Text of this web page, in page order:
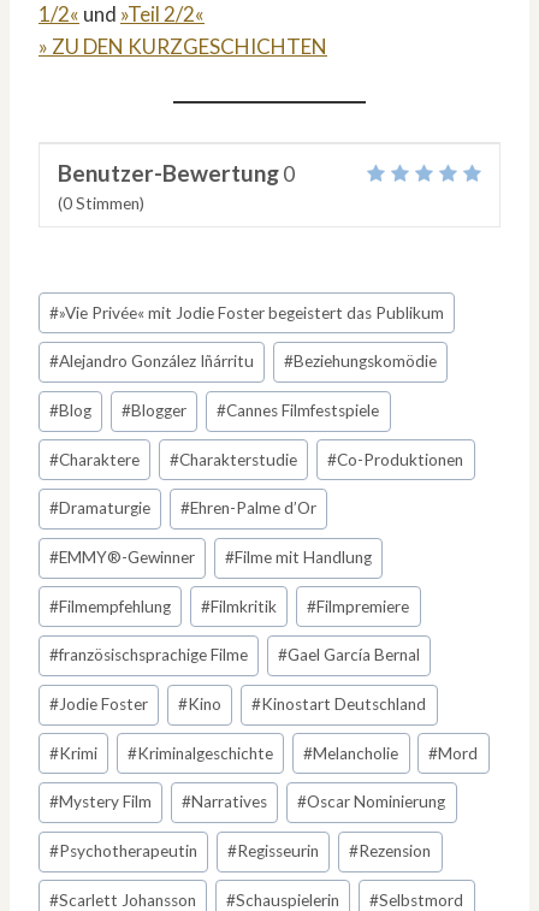
1/2« und »Teil 2/2«
» ZU DEN KURZGESCHICHTEN
Benutzer-Bewertung0
(0Stimmen)
Schlagworte:
#»Vie Privée« mit Jodie Foster begeistert das Publikum
#Alejandro González Iñárritu #Beziehungskomödie
#Blog #Blogger #Cannes Filmfestspiele
#Charaktere #Charakterstudie #Co-Produktionen
#Dramaturgie #Ehren-Palme d’Or
#EMMY®-Gewinner #Filme mit Handlung
#Filmempfehlung #Filmkritik #Filmpremiere
#französischsprachige Filme #Gael García Bernal
#Jodie Foster #Kino #Kinostart Deutschland
#Krimi #Kriminalgeschichte #Melancholie #Mord
#Mystery Film #Narratives #Oscar Nominierung
#Psychotherapeutin #Regisseurin #Rezension
#Scarlett Johansson #Schauspielerin #Selbstmord